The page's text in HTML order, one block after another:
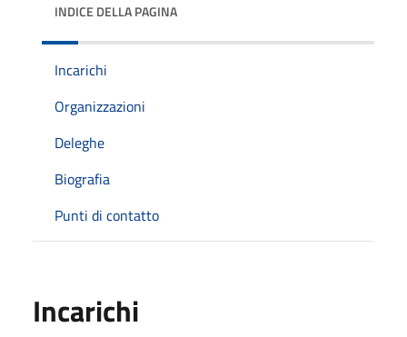
INDICE DELLA PAGINA
Incarichi
Organizzazioni
Deleghe
Biografia
Punti di contatto
Incarichi